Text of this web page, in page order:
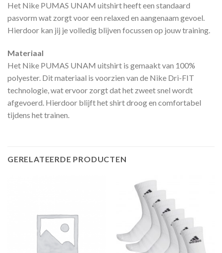
Het Nike PUMAS UNAM uitshirt heeft een standaard
pasvorm wat zorgt voor een relaxed en aangenaam gevoel.
Hierdoor kan jij je volledig blijven focussen op jouw training.
Materiaal
Het Nike PUMAS UNAM uitshirt is gemaakt van 100%
polyester. Dit materiaal is voorzien van de Nike Dri-FIT
technologie, wat ervoor zorgt dat het zweet snel wordt
afgevoerd. Hierdoor blijft het shirt droog en comfortabel
tijdens het trainen.
GERELATEERDE PRODUCTEN